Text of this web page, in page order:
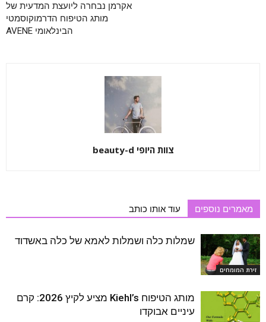
אקרמן נבחרה ליועצת המדעית של
מותג הטיפוח הדרמוקוסמטי
הבינלאומי AVENE
צוות היופי beauty-d
מאמרים נוספים עוד אותו כותב
זירת המומחים
שמלות כלה ושמלות לאמא של כלה באשדוד
מותג הטיפוח Kiehl’s מציע לקיץ 2026: קרם
עיניים אבוקדו